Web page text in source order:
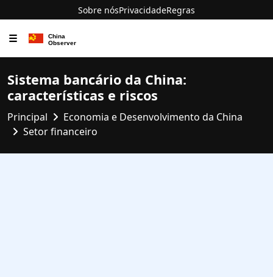
Sobre nósPrivacidadeRegras
☰
Sistema bancário da China:
características e riscos
Principal
Economia e Desenvolvimento da China
Setor financeiro